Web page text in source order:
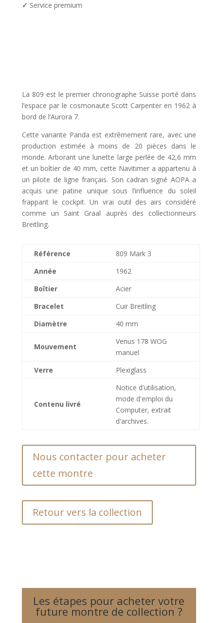
✓ Service premium
La 809 est le premier chronographe Suisse porté dans
l’espace par le cosmonaute Scott Carpenter en 1962 à
bord de l’Aurora 7.
Cette variante Panda est extrêmement rare, avec une
production estimée à moins de 20 pièces dans le
monde. Arborant une lunette large perlée de 42,6 mm
et un boîtier de 40 mm, cette Navitimer a appartenu à
un pilote de ligne français. Son cadran signé AOPA a
acquis une patine unique sous l’influence du soleil
frappant le cockpit.Un vrai outil des airs considéré
comme un Saint Graal auprès des collectionneurs
Breitling.
Référence
809 Mark 3
Année
1962
Boîtier
Acier
Bracelet
Cuir Breitling
Diamètre
40 mm
Mouvement
Venus 178 WOG
manuel
Verre
Plexiglass
Contenu livré
Notice d'utilisation,
mode d'emploi du
Computer, extrait
d'archives.
Nous contacter pour acheter
cette montre
Retour vers la collection
Les étapes pour acheter votre
future montre de collection ?